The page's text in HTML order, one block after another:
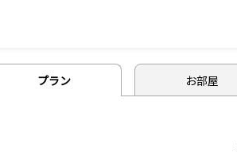
プラン
お部屋